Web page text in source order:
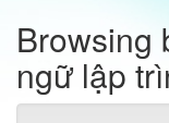
Browsing
ngữ lập